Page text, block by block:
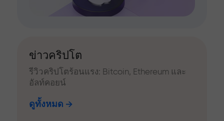
ข่าวคริปโต
รีวิวคริปโตร้อนแรง: Bitcoin, Ethereum และ
อัลท์คอยน์
ดูทั้งหมด